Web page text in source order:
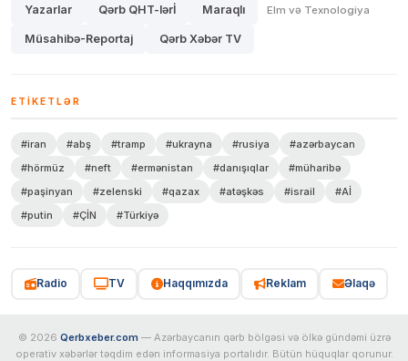
Yazarlar Qərb QHT-lərİ Maraqlı Elm və Texnologiya
Müsahibə-Reportaj Qərb Xəbər TV
ETIKETLƏR
#iran #abş #tramp #ukrayna #rusiya
#azərbaycan
#hörmüz
#neft #ermənistan #danışıqlar
#müharibə
#paşinyan
#zelenski #qazax #atəşkəs #israil
#Aİ
#putin
#ÇİN #Türkiyə
Radio TV Haqqımızda Reklam Əlaqə
© 2026 Qerbxeber.com — Azərbaycanın qərb bölgəsi və ölkə gündəmi üzrə
operativ xəbərlər təqdim edən informasiya portalıdır. Bütün hüquqlar qorunur.